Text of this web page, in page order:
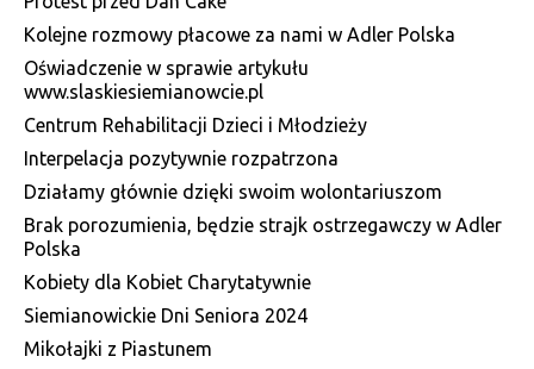
Kolejne rozmowy płacowe za nami w Adler Polska
Oświadczenie w sprawie artykułu
www.slaskiesiemianowcie.pl
Centrum Rehabilitacji Dzieci i Młodzieży
Interpelacja pozytywnie rozpatrzona
Działamy głównie dzięki swoim wolontariuszom
Brak porozumienia, będzie strajk ostrzegawczy w Adler
Polska
Kobiety dla Kobiet Charytatywnie
Siemianowickie Dni Seniora 2024
Mikołajki z Piastunem